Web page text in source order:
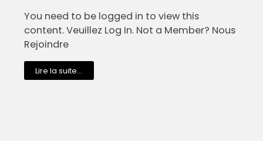
You need to be logged in to view this
content. Veuillez Log In. Not a Member? Nous
Rejoindre
Lire la suite...